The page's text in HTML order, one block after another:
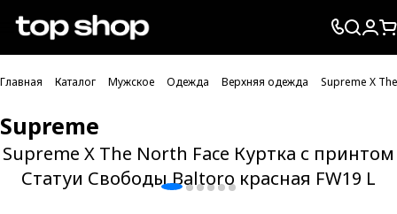
Проверка хлебных крошек
Главная Каталог Мужское Одежда Верхняя одежда Supreme X
Supreme
Supreme X The North Face Куртка с принтом
Статуи Свободы Baltoro красная FW19 L